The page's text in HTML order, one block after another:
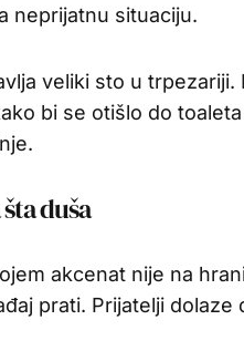
neprijatnu situaciju.
veliki sto u
bi se otišlo do
duša
akcenat nije na
prati. Prijatelji